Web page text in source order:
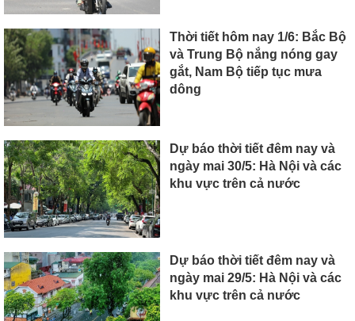
Thời tiết hôm nay 1/6: Bắc Bộ
và Trung Bộ nắng nóng gay
gắt, Nam Bộ tiếp tục mưa
dông
Dự báo thời tiết đêm nay và
ngày mai 30/5: Hà Nội và các
khu vực trên cả nước
Dự báo thời tiết đêm nay và
ngày mai 29/5: Hà Nội và các
khu vực trên cả nước